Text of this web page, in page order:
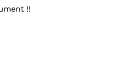
!!